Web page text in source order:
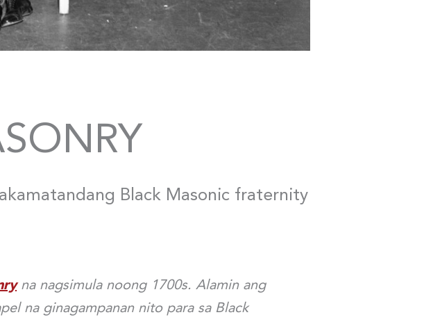
Black Masonic fraternity
na nagsimula noong 1700s. Alamin ang
na ginagampanan nito para sa Black